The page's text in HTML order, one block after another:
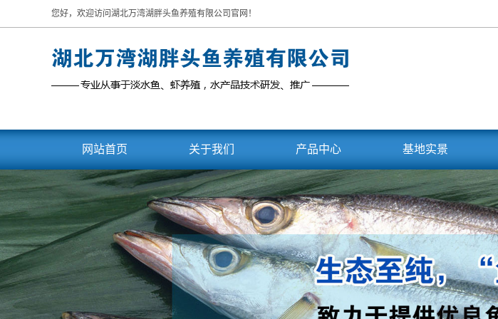
您好，欢迎访问湖北万湾湖胖头鱼养殖有限公司官网！
网站首页 关于我们
企业介绍
宣传视频
公司大事记
产品中心
胖头鱼
白鲢
刁子鱼
花鲢鱼
乌翅
基地实景
基地展示